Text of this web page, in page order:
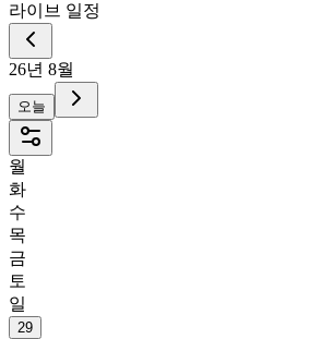
라이브 일정
26년 8월
오늘
월
화
수
목
금
토
일
29